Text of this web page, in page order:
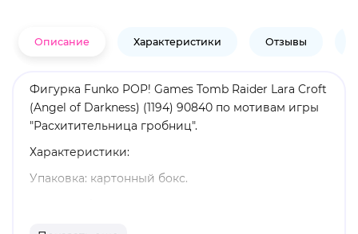
Описание Характеристики Отзывы
Фигурка Funko POP! Games Tomb Raider Lara Croft
(Angel of Darkness) (1194) 90840 по мотивам игры
"Расхитительница гробниц".
Характеристики:
Упаковка: картонный бокс.